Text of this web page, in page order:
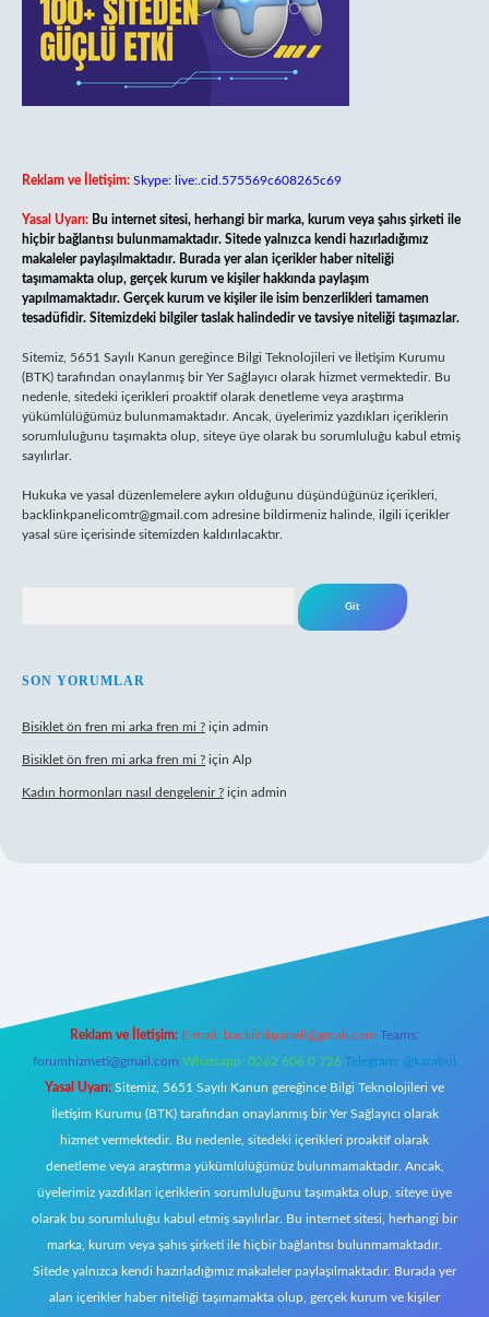
Reklam ve İletişim: Skype: live:.cid.575569c608265c69
Yasal Uyarı: Bu internet sitesi, herhangi bir marka, kurum veya şahıs şirketi ile
hiçbir bağlantısı bulunmamaktadır. Sitede yalnızca kendi hazırladığımız
makaleler paylaşılmaktadır. Burada yer alan içerikler haber niteliği
taşımamakta olup, gerçek kurum ve kişiler hakkında paylaşım
yapılmamaktadır. Gerçek kurum ve kişiler ile isim benzerlikleri tamamen
tesadüfidir. Sitemizdeki bilgiler taslak halindedir ve tavsiye niteliği taşımazlar.
Sitemiz, 5651 Sayılı Kanun gereğince Bilgi Teknolojileri ve İletişim Kurumu
(BTK) tarafından onaylanmış bir Yer Sağlayıcı olarak hizmet vermektedir. Bu
nedenle, sitedeki içerikleri proaktif olarak denetleme veya araştırma
yükümlülüğümüz bulunmamaktadır. Ancak, üyelerimiz yazdıkları içeriklerin
sorumluluğunu taşımakta olup, siteye üye olarak bu sorumluluğu kabul etmiş
sayılırlar.
Hukuka ve yasal düzenlemelere aykırı olduğunu düşündüğünüz içerikleri,
backlinkpanelicomtr@gmail.com adresine bildirmeniz halinde, ilgili içerikler
yasal süre içerisinde sitemizden kaldırılacaktır.
SON YORUMLAR
Bisiklet ön fren mi arka fren mi ? için admin
Bisiklet ön fren mi arka fren mi ? için Alp
Kadın hormonları nasıl dengelenir ? için admin
Reklam ve İletişim: E-mail: backlinkpaneli@gmail.com Teams:
forumhizmeti@gmail.com Whatsapp: 0262 606 0 726 Telegram: @karabul
Yasal Uyarı: Sitemiz, 5651 Sayılı Kanun gereğince Bilgi Teknolojileri ve
İletişim Kurumu (BTK) tarafından onaylanmış bir Yer Sağlayıcı olarak
hizmet vermektedir. Bu nedenle, sitedeki içerikleri proaktif olarak
denetleme veya araştırma yükümlülüğümüz bulunmamaktadır. Ancak,
üyelerimiz yazdıkları içeriklerin sorumluluğunu taşımakta olup, siteye üye
olarak bu sorumluluğu kabul etmiş sayılırlar. Bu internet sitesi, herhangi bir
marka, kurum veya şahıs şirketi ile hiçbir bağlantısı bulunmamaktadır.
Sitede yalnızca kendi hazırladığımız makaleler paylaşılmaktadır. Burada yer
alan içerikler haber niteliği taşımamakta olup, gerçek kurum ve kişiler